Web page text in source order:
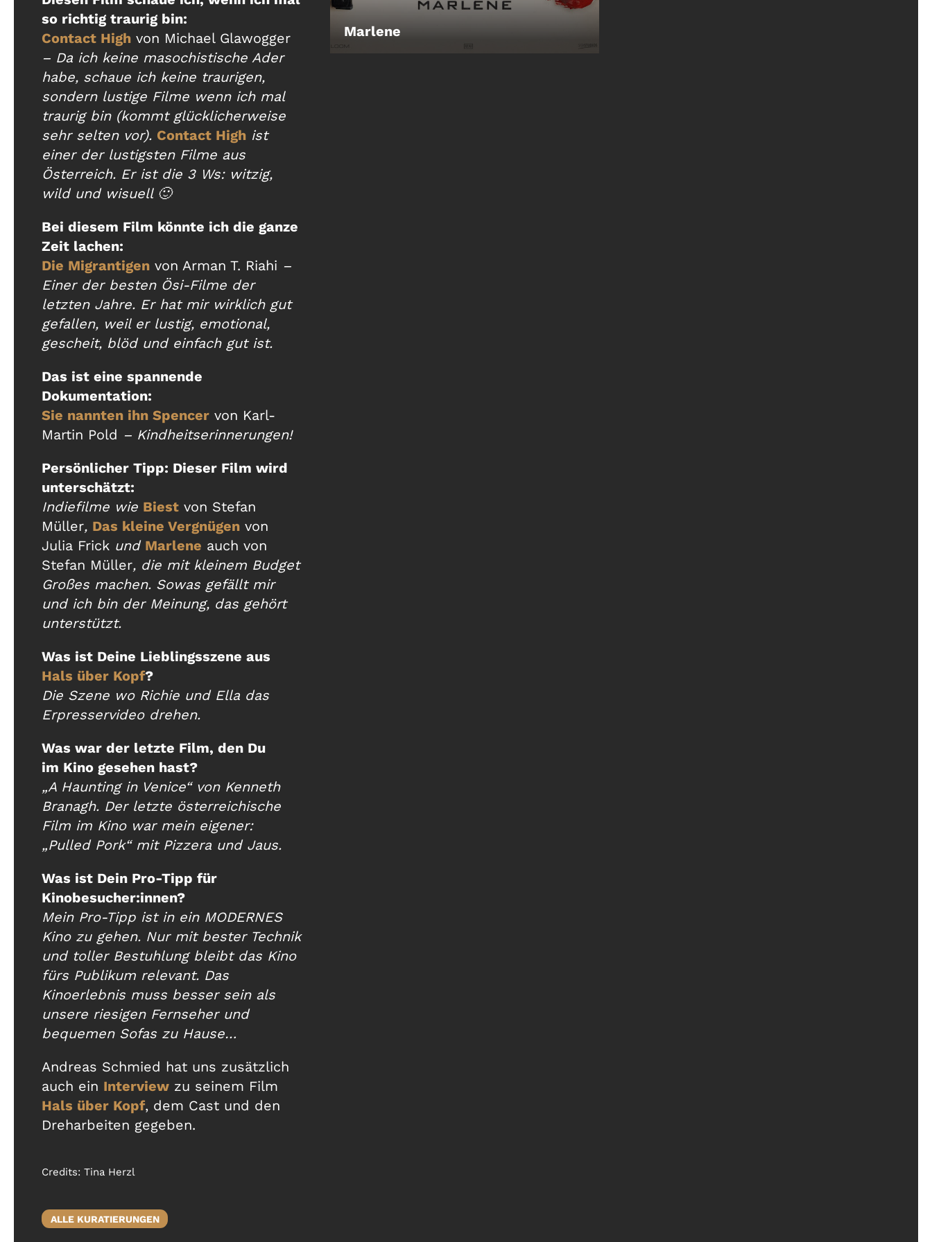
so richtig traurig bin:
Contact High von Michael Glawogger
– Da ich keine masochistische Ader
habe, schaue ich keine traurigen,
sondern lustige Filme wenn ich mal
traurig bin (kommt glücklicherweise
sehr selten vor). Contact High ist
einer der lustigsten Filme aus
Österreich. Er ist die 3 Ws: witzig,
wild und wisuell 🙂
Bei diesem Film könnte ich die ganze
Zeit lachen:
Die Migrantigen von Arman T. Riahi –
Einer der besten Ösi-Filme der
letzten Jahre. Er hat mir wirklich gut
gefallen, weil er lustig, emotional,
gescheit, blöd und einfach gut ist.
Das ist eine spannende
Dokumentation:
Sie nannten ihn Spencer von Karl-
Martin Pold – Kindheitserinnerungen!
Persönlicher Tipp: Dieser Film wird
unterschätzt:
Indiefilme wie Biest von Stefan
Müller, Das kleine Vergnügen von
Julia Frick und Marlene auch von
Stefan Müller, die mit kleinem Budget
Großes machen. Sowas gefällt mir
und ich bin der Meinung, das gehört
unterstützt.
Was ist Deine Lieblingsszene aus
Hals über Kopf?
Die Szene wo Richie und Ella das
Erpresservideo drehen.
Was war der letzte Film, den Du
im Kino gesehen hast?
„A Haunting in Venice“ von Kenneth
Branagh. Der letzte österreichische
Film im Kino war mein eigener:
„Pulled Pork“ mit Pizzera und Jaus.
Was ist Dein Pro-Tipp für
Kinobesucher:innen?
Mein Pro-Tipp ist in ein MODERNES
Kino zu gehen. Nur mit bester Technik
und toller Bestuhlung bleibt das Kino
fürs Publikum relevant. Das
Kinoerlebnis muss besser sein als
unsere riesigen Fernseher und
bequemen Sofas zu Hause…
Andreas Schmied hat uns zusätzlich
auch ein Interview zu seinem Film
Hals über Kopf, dem Cast und den
Dreharbeiten gegeben.
Credits: Tina Herzl
ALLE KURATIERUNGEN
Marlene
LEIHEN